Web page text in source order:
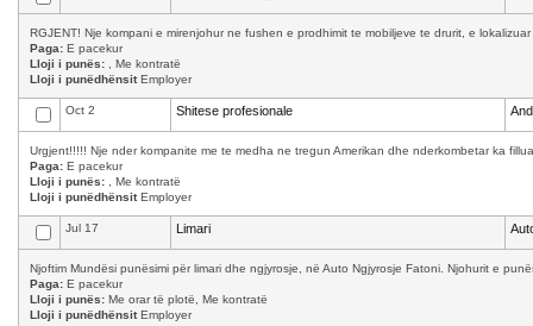
RGJENT! Nje kompani e mirenjohur ne fushen e prodhimit te mobiljeve te drurit, e
Paga: E pacekur
Lloji i punës: , Me kontratë
Lloji i punëdhënsitEmployer
Oct 2 Shitese profesionale
Urgjent!!!!! Nje nder kompanite me te medha ne tregun Amerikan dhe nderkombetar ka
Paga: E pacekur
Lloji i punës: , Me kontratë
Lloji i punëdhënsitEmployer
Jul 17 Limari
Njoftim Mundësi punësimi për limari dhe ngjyrosje, në Auto Ngjyrosje Fatoni. Njohurit e
Paga: E pacekur
Lloji i punës: Me orar të plotë, Me kontratë
Lloji i punëdhënsitEmployer